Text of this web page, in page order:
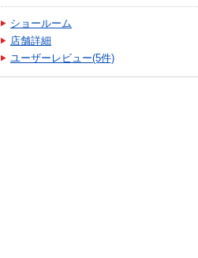
ショールーム
店舗詳細
ユーザーレビュー(5件)